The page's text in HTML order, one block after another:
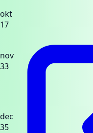
okt
17
nov
33
dec
35